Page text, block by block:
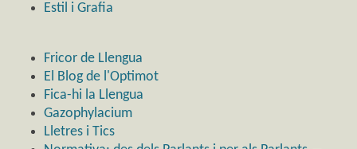
Estil i Grafia
Fricor de Llengua
El Blog de l'Optimot
Fica-hi la Llengua
Gazophylacium
Lletres i Tics